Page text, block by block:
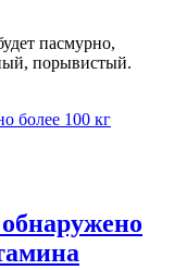
пасмурно,
порывистый.